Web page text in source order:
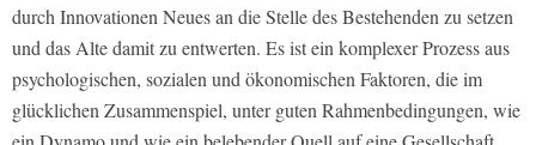
durch Innovationen Neues an die Stelle des Bestehenden zu setzen
und das Alte damit zu entwerten. Es ist ein komplexer Prozess aus
psychologischen, sozialen und ökonomischen Faktoren, die im
glücklichen Zusammenspiel, unter guten Rahmenbedingungen, wie